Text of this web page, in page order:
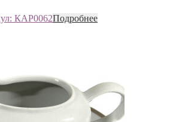
КАР0062Подробнее